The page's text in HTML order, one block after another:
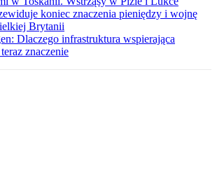
koniec znaczenia pieniędzy i wojnę
Brytanii
Dlaczego infrastruktura wspierająca
znaczenie